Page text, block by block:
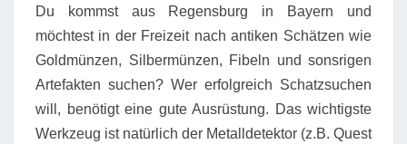
Du kommst aus Regensburg in Bayern und
möchtest in der Freizeit nach antiken Schätzen wie
Goldmünzen, Silbermünzen, Fibeln und sonsrigen
Artefakten suchen? Wer erfolgreich Schatzsuchen
will, benötigt eine gute Ausrüstung. Das wichtigste
Werkzeug ist natürlich der Metalldetektor (z.B. Quest